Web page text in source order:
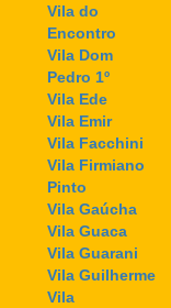
Vila do
Encontro
Vila Dom
Pedro 1º
Vila Ede
Vila Emir
Vila Facchini
Vila Firmiano
Pinto
Vila Gaúcha
Vila Guaca
Vila Guarani
Vila Guilherme
Vila